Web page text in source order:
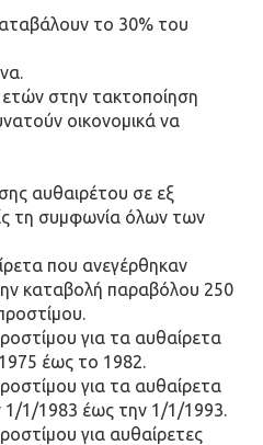
το 30% του
στην τακτοποίηση
οικονομικά να
αυθαιρέτου σε εξ
τη συμφωνία όλων των
που ανεγέρθηκαν
καταβολή παραβόλου 250
για τα αυθαίρετα
έως το 1982.
για τα αυθαίρετα
1/1/1983 έως την 1/1/1993.
για αυθαίρετες